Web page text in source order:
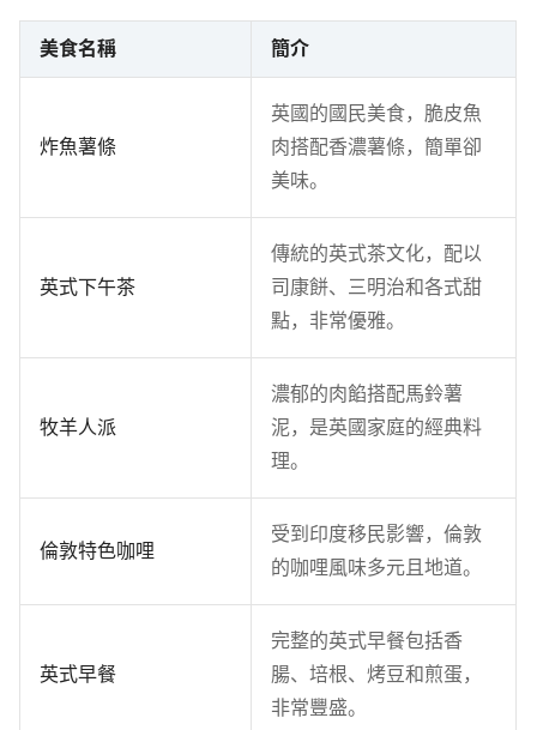
美食名稱 簡介
炸魚薯條
英國的國民美食，脆皮魚
肉搭配香濃薯條，簡單卻
美味。
英式下午茶
傳統的英式茶文化，配以
司康餅、三明治和各式甜
點，非常優雅。
牧羊人派
濃郁的肉餡搭配馬鈴薯
泥，是英國家庭的經典料
理。
倫敦特色咖哩
受到印度移民影響，倫敦
的咖哩風味多元且地道。
英式早餐
完整的英式早餐包括香
腸、培根、烤豆和煎蛋，
非常豐盛。